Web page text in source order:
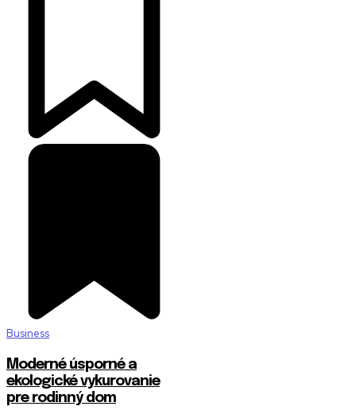
Business
Moderné úsporné a
ekologické vykurovanie
pre rodinný dom